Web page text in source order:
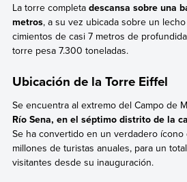
La torre completa descansa sobre una
metros, a su vez ubicada sobre un
cimientos de casi 7 metros de
torre pesa 7.300 toneladas.
Ubicación de la Torre Eiffel
Se encuentra al extremo del Campo de
Río Sena, en el séptimo distrito de la
Se ha convertido en un verdadero ícono
millones de turistas anuales, para un
visitantes desde su inauguración.